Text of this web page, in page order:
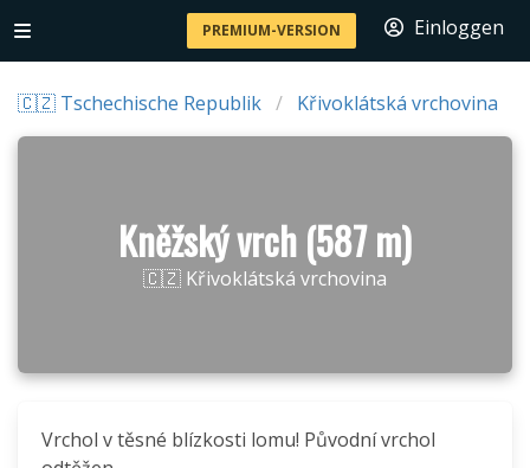
PREMIUM-VERSION Einloggen
🇨🇿 Tschechische Republik Křivoklátská vrchovina
Kněžský vrch (587 m)
🇨🇿 Křivoklátská vrchovina
Vrchol v těsné blízkosti lomu! Původní vrchol